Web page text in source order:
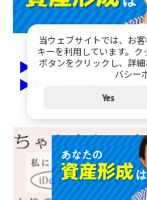
▶︎▶︎【女性限定】 私
▶︎▶︎人気FP講師によ
当ウェブサイトでは、お
キーを利用しています。ク
ボタンをクリックし、詳
バシー
Yes